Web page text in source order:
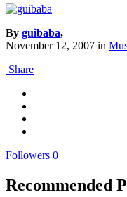
By guibaba,
November 12, 2007 in
Share
Followers 0
Recommended